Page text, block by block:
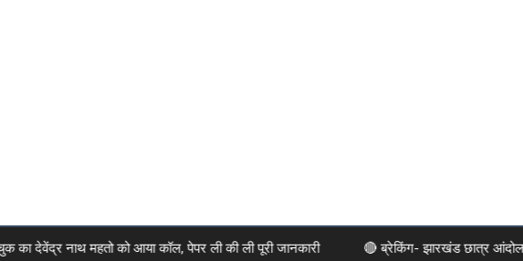
नाथ महतो को आया कॉल, पेपर ली की ली पूरी जानकारी 🔴 ब्रेकिंग- झारखंड छात्र आंदोलन